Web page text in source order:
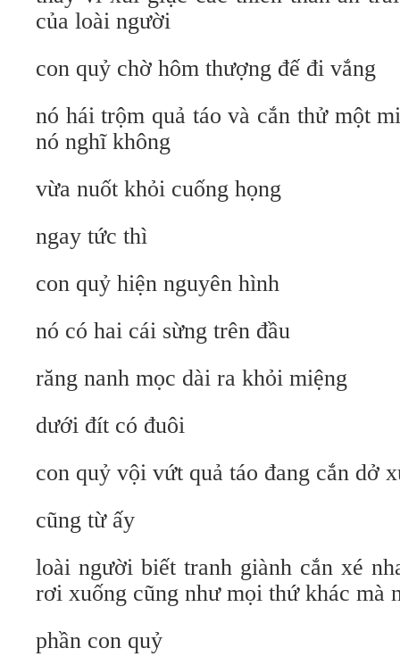
của loài người
con quỷ chờ hôm thượng đế đi vắng
nó hái trộm quả táo và cắn thử một
nó nghĩ không
vừa nuốt khỏi cuống họng
ngay tức thì
con quỷ hiện nguyên hình
nó có hai cái sừng trên đầu
răng nanh mọc dài ra khỏi miệng
dưới đít có đuôi
con quỷ vội vứt quả táo đang cắn dở
cũng từ ấy
loài người biết tranh giành cắn xé
rơi xuống cũng như mọi thứ khác mà
phần con quỷ